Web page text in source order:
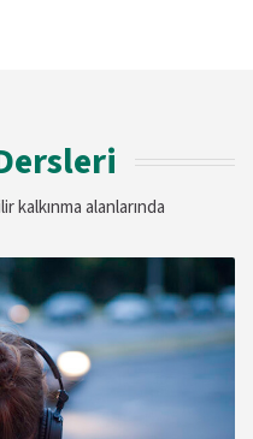
alanlarında